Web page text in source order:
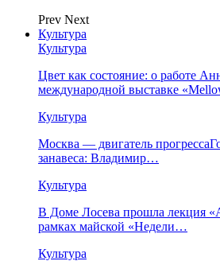
Prev Next
Культура
Культура
Цвет как состояние: о работе
международной выставке
Культура
Москва — двигатель
занавеса: Владимир…
Культура
В Доме Лосева прошла лекция
рамках майской «Недели…
Культура